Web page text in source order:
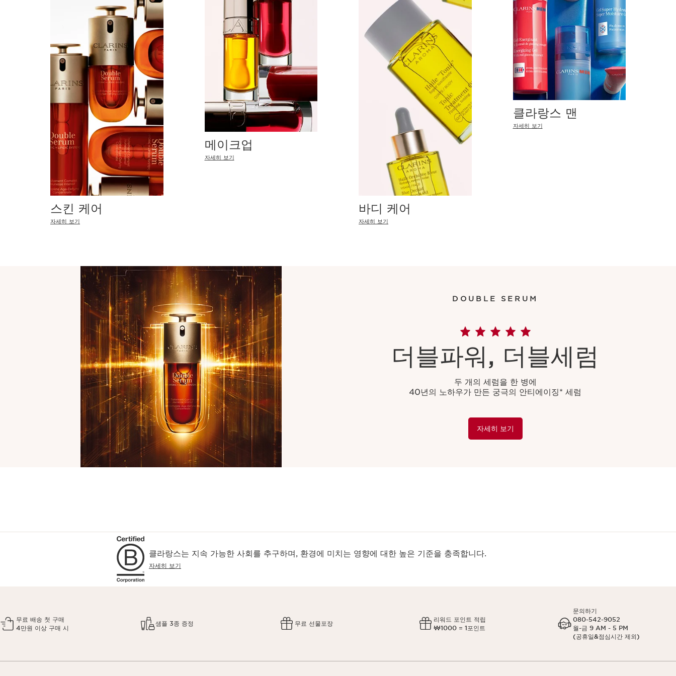
스킨 케어
자세히 보기
메이크업
자세히 보기
바디 케어
자세히 보기
클라랑스 맨
자세히 보기
DOUBLE SERUM
더블파워, 더블세럼
두 개의 세럼을 한 병에
40년의 노하우가 만든 궁극의 안티에이징* 세럼
자세히 보기
클라랑스는 지속 가능한 사회를 추구하며, 환경에 미치는 영향에 대한 높은 기준을 충족합니다.
자세히 보기
무료 배송 첫 구매
4만원 이상 구매 시
샘플 3종 증정 무료 선물포장
리워드 포인트 적립
₩1000 = 1포인트
문의하기
080-542-9052
월-금 9 AM - 5 PM
(공휴일&점심시간 제외)